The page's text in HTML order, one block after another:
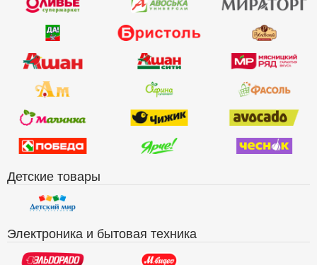
Детские товары
Электроника и бытовая техника